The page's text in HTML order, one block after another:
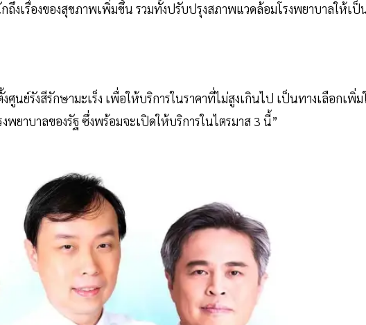
ถึงเรื่องของสุขภาพเพิ่มขึ้น รวมทั้งปรับปรุงสภาพแวดล้อมโรงพยาบาลให้เป็
นย์รังสีรักษามะเร็ง เพื่อให้บริการในราคาที่ไม่สูงเกินไป เป็นทางเลือกเพิ่
ยาบาลของรัฐ ซึ่งพร้อมจะเปิดให้บริการในไตรมาส 3 นี้”